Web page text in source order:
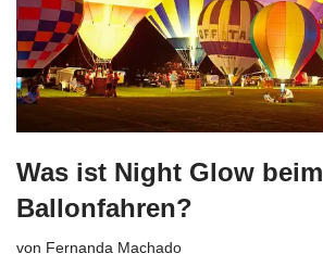
Was ist Night Glow beim
Ballonfahren?
von Fernanda Machado